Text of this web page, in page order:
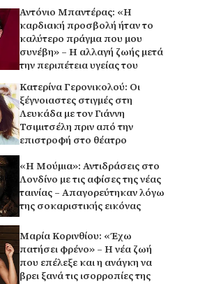
Αντόνιο Μπαντέρας: «Η
καρδιακή προσβολή ήταν το
καλύτερο πράγμα που μου
συνέβη» – Η αλλαγή ζωής μετά
την περιπέτεια υγείας του
Κατερίνα Γερονικολού: Οι
ξέγνοιαστες στιγμές στη
Λευκάδα με τον Γιάννη
Τσιμιτσέλη πριν από την
επιστροφή στο θέατρο
«Η Μούμια»: Αντιδράσεις στο
Λονδίνο με τις αφίσες της νέας
ταινίας – Απαγορεύτηκαν λόγω
της σοκαριστικής εικόνας
Μαρία Κορινθίου: «Έχω
πατήσει φρένο» – Η νέα ζωή
που επέλεξε και η ανάγκη να
βρει ξανά τις ισορροπίες της